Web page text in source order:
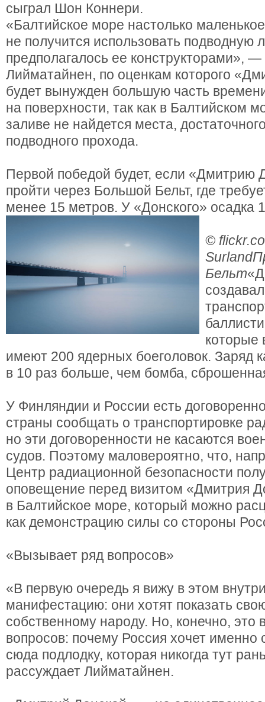
сыграл Шон Коннери.
«Балтийское море настолько
не получится использовать подводную
предполагалось ее конструкторами»,
Лийматайнен, по оценкам которого
будет вынужден большую часть
на поверхности, так как в Балтийском
заливе не найдется места,
подводного прохода.
Первой победой будет, если «Дмитрию
пройти через Большой Бельт, где
менее 15 метров. У «Донского» осадка
©
Surland
Бельт
которые
имеют 200 ядерных боеголовок. Заряд
в 10 раз больше, чем бомба,
У Финляндии и России есть
страны сообщать о транспортировке
но эти договоренности не касаются
судов. Поэтому маловероятно, что,
Центр радиационной безопасности
оповещение перед визитом «Дмитрия
в Балтийское море, который можно
как демонстрацию силы со стороны
«Вызывает ряд вопросов»
«В первую очередь я вижу в этом
манифестацию: они хотят показать
собственному народу. Но, конечно, это
вопросов: почему Россия хочет именно
сюда подлодку, которая никогда тут
рассуждает Лийматайнен.